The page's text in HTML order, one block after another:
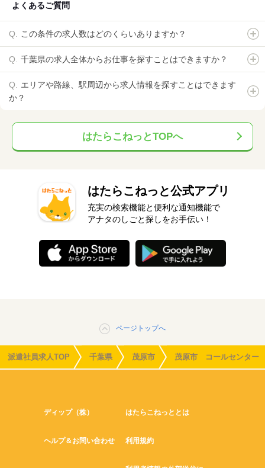
よくあるご質問
この条件の求人数はどのくらいありますか？
千葉県の求人全体からお仕事を探すことはできますか？
エリアや路線、駅周辺から求人情報を探すことはできます
か？
はたらこねっとTOPへ
はたらこねっと公式アプリ
充実の検索機能と便利な通知機能で
アナタのしごと探しをお手伝い！
ページトップへ
派遣社員求人TOP 千葉県 茂原市 茂原市 コールセンタ
ディップ（株） はたらこねっととは
ヘルプ＆お問い合わせ 利用規約